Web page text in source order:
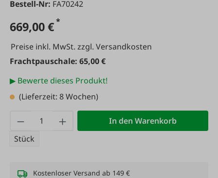
Bestell-Nr: FA70242
669,00 €*
Preise inkl. MwSt. zzgl. Versandkosten
Frachtpauschale: 65,00 €
▶ Bewerte dieses Produkt!
(Lieferzeit: 8 Wochen)
Produkt Anzahl: Gib den gewünschten
Stück
In den Warenkorb
Kostenloser Versand ab 149 €